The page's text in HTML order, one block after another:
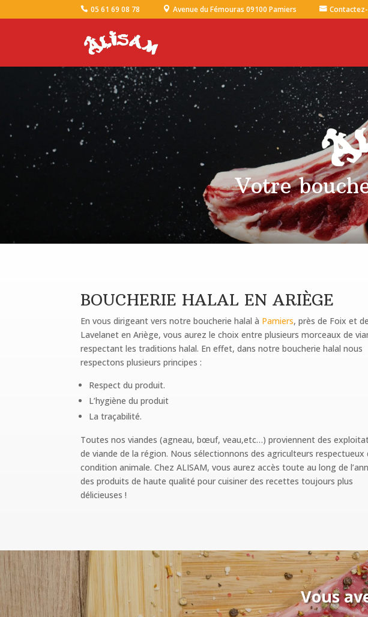
05 61 69 08 78 Avenue du Fémouras 09100 Pamiers
Votre
BOUCHERIE HALAL EN ARIÈGE
En vous dirigeant vers notre boucherie halal à Pamiers, près de Foix et de
Lavelanet en Ariège, vous aurez le choix entre plusieurs morceaux de
respectant les traditions halal. En effet, dans notre boucherie halal nous
respectons plusieurs principes :
Respect du produit.
L’hygiène du produit
La traçabilité.
Toutes nos viandes (agneau, bœuf, veau,etc…) proviennent des
de viande de la région. Nous sélectionnons des agriculteurs respectueux
condition animale. Chez ALISAM, vous aurez accès toute au long de
des produits de haute qualité pour cuisiner des recettes toujours plus
délicieuses !
Vous